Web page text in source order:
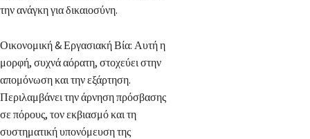
την ανάγκη για δικαιοσύνη.
Οικονομική & Εργασιακή Βία: Αυτή η
μορφή, συχνά αόρατη, στοχεύει στην
απομόνωση και την εξάρτηση.
Περιλαμβάνει την άρνηση πρόσβασης
σε πόρους, τον εκβιασμό και τη
συστηματική υπονόμευση της